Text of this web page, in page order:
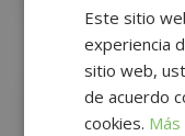
INFORMÁTICA
Este sitio
experiencia
sitio web,
de acuerdo
cookies.